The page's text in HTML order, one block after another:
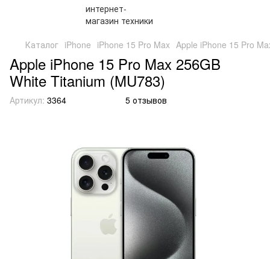
Каталог iPhone iPhone 15 Pro Max Apple iPhone 15 Pro
Apple iPhone 15 Pro Max 256GB
White Titanium (MU783)
Артикул: 3364 5 отзывов